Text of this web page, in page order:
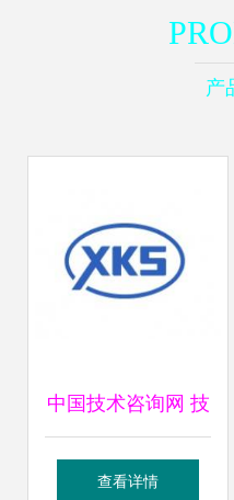
产
中国技术咨询网 技
术咨询与成果转让
查看详情